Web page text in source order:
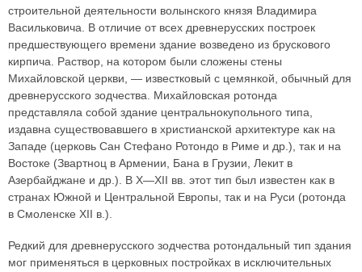
строительной деятельности волынского князя Владимира
Васильковича. В отличие от всех древнерусских построек
предшествующего времени здание возведено из брускового
кирпича. Раствор, на котором были сложены стены
Михайловской церкви, — известковый с цемянкой, обычный для
древнерусского зодчества. Михайловская ротонда
представляла собой здание центральнокупольного типа,
издавна существовавшего в христианской архитектуре как на
Западе (церковь Сан Стефано Ротондо в Риме и др.), так и на
Востоке (Звартноц в Армении, Бана в Грузии, Лекит в
Азербайджане и др.). В X—XII вв. этот тип был известен как в
странах Южной и Центральной Европы, так и на Руси (ротонда
в Смоленске XII в.).
Редкий для древнерусского зодчества ротондальный тип здания
мог применяться в церковных постройках в исключительных